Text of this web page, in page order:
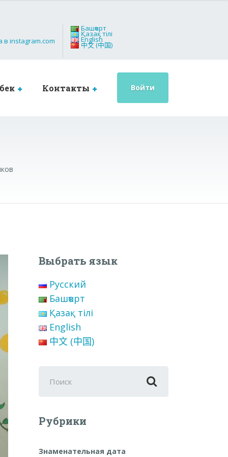
Башҡорт
Қазақ тілі
English
中文 (中国)
Контакты Войти
Выбрать язык
Русский
Башҡорт
Қазақ тілі
English
中文 (中国)
для:
Рубрики
Знаменательная дата